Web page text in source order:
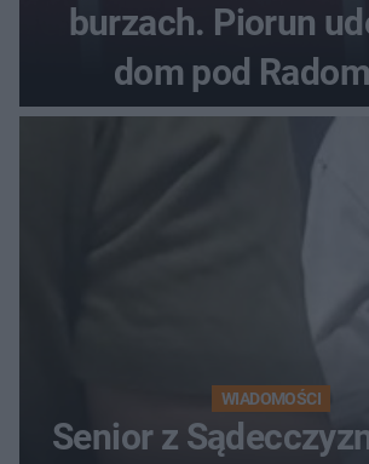
burzach. Piorun
dom pod
WIADOMOŚCI
Senior z